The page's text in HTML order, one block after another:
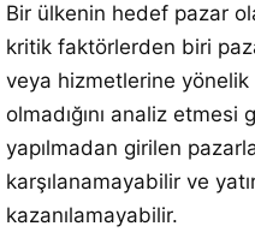
Bir ülkenin hedef pazar
kritik faktörlerden biri
veya hizmetlerine
olmadığını analiz etmesi
yapılmadan girilen
karşılanamayabilir ve
kazanılamayabilir.